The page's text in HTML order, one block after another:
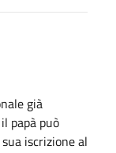
già
papà può
iscrizione al